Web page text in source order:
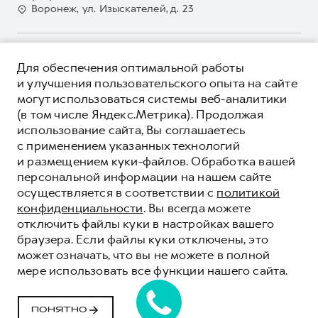
Для малого бизнеса
Система управления автопарком
Сервис для корпоративных клиентов
HAVAL Лизинг
Автомобильные аксессуары
Коллекция PRO
Коллекция Базовая
Коллекция Детская
Мобильное приложение GWM
Программа «HAVAL Защита+»
Руководства по эксплуатации
Подписки
Автомобильные аксессуары
Коллекция PRO
Коллекция Базовая
Коллекция Детская
Контакты
Воронеж, ул. Изыскателей, д. 23
ЦЕНЫ И ВЫГОДЫ
ЮРИДИЧЕСКАЯ ИНФОРМАЦИЯ
Вся представленная на сайте информация, касающаяся
автомобилей и сервисного обслуживания, носит
информационный характер и не является публичной офертой.
Все цены, указанные на данном сайте, носят информационный
характер и являются максимально рекомендуемыми
розничными ценами по расчетам дистрибьютора (ООО «Грейт
Волл Мотор Рус»). Для получения подробной информации
просьба обращаться к ближайшему официальному дилеру ООО
«Грейт Волл Мотор Рус» либо по телефону Горячей линии 8 (800)
511-59-86, либо на сайте. Опубликованная на данном сайте
информация может быть изменена в любое время без
предварительного уведомления.
****На некоторых автомобилях HAVAL может отсутствовать
система / устройство вызова экстренных оперативных служб
(блок ЭРА-ГЛОНАСС).
Показать все
© 2026 ООО «Грейт Волл Мотор Рус»
© 2026 ООО «Сократ Спб»
Политика конфиденциальности
Юридическая информация
Сделано в ПЕРКС
Для обеспечения оптимальной работы
и улучшения пользовательского опыта на сайте
могут использоваться системы веб-аналитики
(в том числе Яндекс.Метрика). Продолжая
использование сайта, Вы соглашаетесь
с применением указанных технологий
и размещением куки-файлов. Обработка вашей
персональной информации на нашем сайте
осуществляется в соответствии с политикой
конфиденциальности. Вы всегда можете
отключить файлы куки в настройках вашего
браузера. Если файлы куки отключены, это
может означать, что вы не можете в полной
мере использовать все функции нашего сайта.
ПОНЯТНО